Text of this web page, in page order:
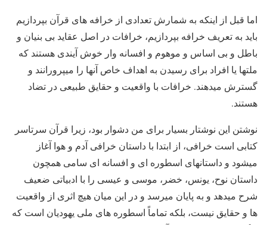
اما قبل از اینکه به شمارش تعدادی از خرافه های قرآن بپردازیم
باید به تعریف خرافه بپردازیم، خرافات در اصل عقاید بی بنیان و
باطل و بی اساس و موهوم و افسانه وار خوش آیندی هستند که
ملتها یا افراد برای رسیدن به اهداف خاص آنها را میپرورانند و
گسترش میدهند. خرافات با واقعیت و حقایق طبیعی در تضاد
هستند.
نوشتن این نوشتار بسیار برای من دشوار بود، زیرا قرآن سرتاسر
کتابی است خرافی، از ابتدا با داستان خرافی آدم و هوا آغاز
میشود و داستانهای اسطوره ای و افسانه ای سامی همچون
داستان نوح، یونس، خضر، موسی و عیسی را با ادبیاتی ضعیف
شرح میدهد و به پایان میرسد و در این میان هیچ اثری از واقعیت
ها و حقایق نیست، بلکه تماماً اسطوره های ملی یهودیان است که